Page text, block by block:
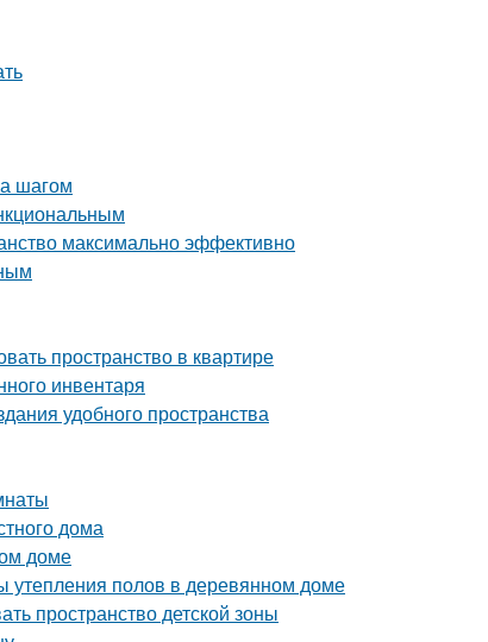
шагом
максимально эффективно
пространство в квартире
инвентаря
удобного пространства
дома
доме
утепления полов в деревянном доме
пространство детской зоны